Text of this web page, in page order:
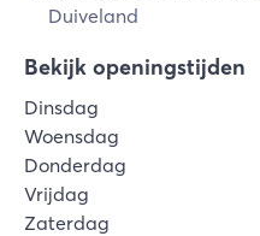
Duiveland
Bekijk openingstijden
Dinsdag
Woensdag
Donderdag
Vrijdag
Zaterdag